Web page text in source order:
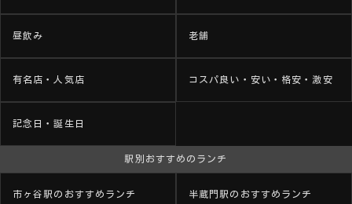
昼飲み 老舗
有名店・人気店 コスパ良い・安い・格安・激安
記念日・誕生日
駅別おすすめのランチ
市ヶ谷駅のおすすめランチ 半蔵門駅のおすすめランチ